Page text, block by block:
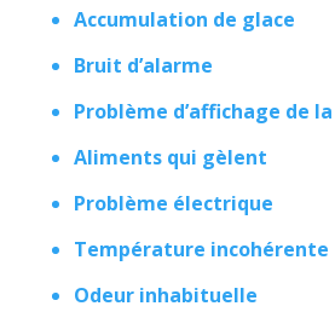
Accumulation de glace
Bruit d’alarme
Problème d’affichage de
Aliments qui gèlent
Problème électrique
Température incohérente
Odeur inhabituelle